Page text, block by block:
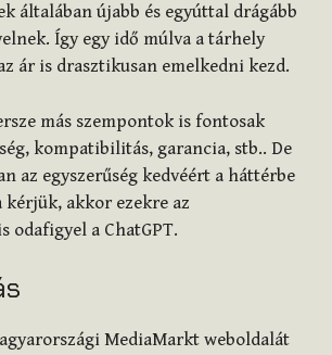
általában újabb és egyúttal drágább
Így egy idő múlva a tárhely
ár is drasztikusan emelkedni kezd.
más szempontok is fontosak
kompatibilitás, garancia, stb.. De
az egyszerűség kedvéért a háttérbe
kérjük, akkor ezekre az
odafigyel a ChatGPT.
MediaMarkt weboldalát